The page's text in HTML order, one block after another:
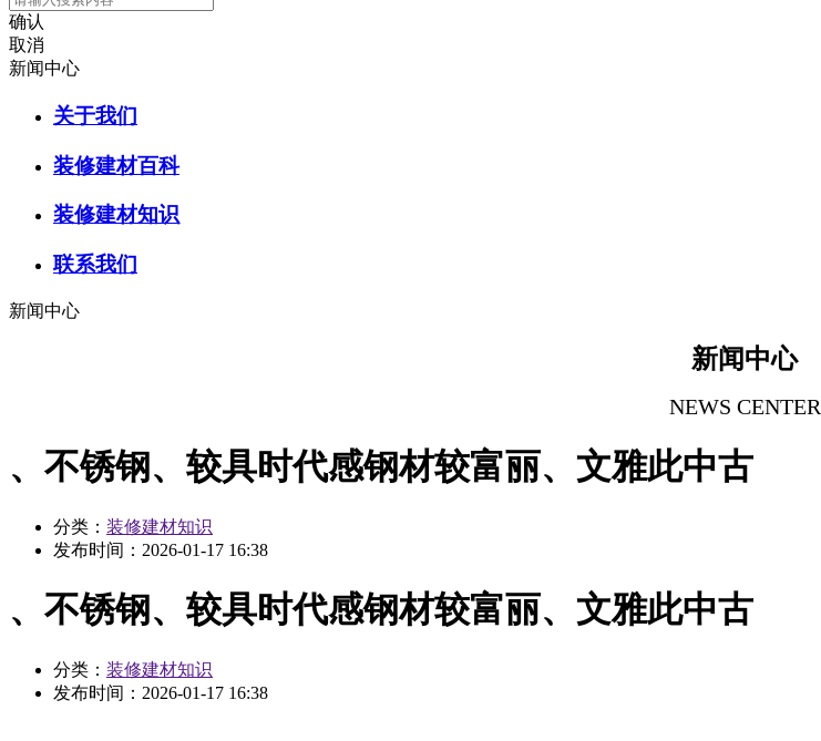
确认
取消
新闻中心
关于我们
装修建材百科
装修建材知识
联系我们
新闻中心
新闻中心
NEWS CENTER
、不锈钢、较具时代感钢材较富丽、文雅此中古
分类： 装修建材知识
发布时间： 2026-01-17 16:38
、不锈钢、较具时代感钢材较富丽、文雅此中古
分类： 装修建材知识
发布时间： 2026-01-17 16:38